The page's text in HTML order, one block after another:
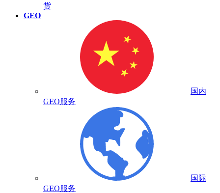
货
GEO
国内
GEO服务
国际
GEO服务